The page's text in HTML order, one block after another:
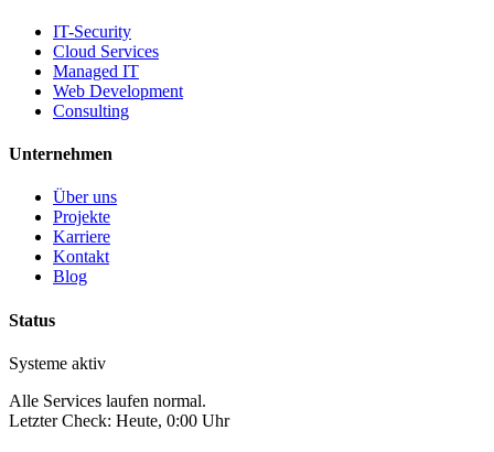
IT-Security
Cloud Services
Managed IT
Web Development
Consulting
Unternehmen
Über uns
Projekte
Karriere
Kontakt
Blog
Status
Systeme aktiv
Alle Services laufen normal.
Letzter Check: Heute, 0:00 Uhr